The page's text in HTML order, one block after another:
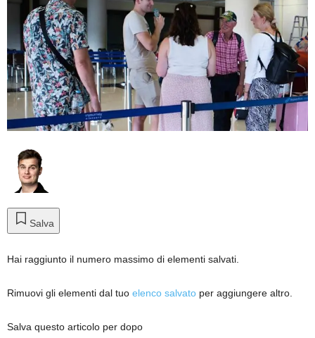
Salva
Hai raggiunto il numero massimo di elementi salvati.
Rimuovi gli elementi dal tuo elenco salvato per aggiungere altro.
Salva questo articolo per dopo